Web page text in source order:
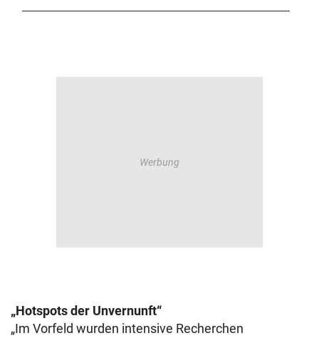
„Hotspots der Unvernunft“
„Im Vorfeld wurden intensive Recherchen